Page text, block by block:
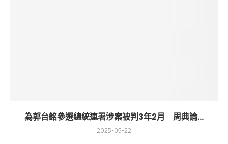
為郭台銘參選總統連署涉案被判3年2月 周典論...
2025-05-22